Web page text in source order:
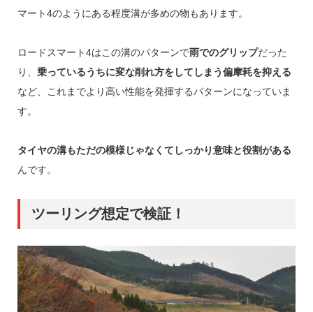
マート4のようにある程度溝が多めの物もあります。
ロードスマート4はこの溝のパターンで雨でのグリップだった
り、 乗っているうちに変な削れ方をしてしまう偏摩耗を抑える
など、これまでより高い性能を発揮するパターンになっていま
す。
タイヤの溝もただの模様じゃなくてしっかり意味と役割がある
んです。
ツーリング想定で検証！